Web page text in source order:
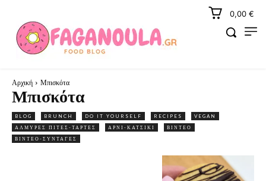
0,00 €
Αρχική Μπισκότα
Μπισκότα
BLOG BRUNCH DO IT YOURSELF RECIPES
VEGAN
ΑΛΜΥΡΈΣ ΠΊΤΕΣ-ΤΆΡΤΕΣ
ΑΡΝΊ-ΚΑΤΣΊΚΙ
ΒΊΝΤΕΟ
ΒΙΝΤΕΟ-ΣΥΝΤΑΓΈΣ